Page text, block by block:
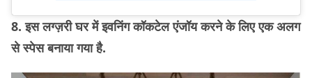
8. इस लग्ज़री घर में इवनिंग कॉकटेल एंजॉय करने के लिए एक अलग
से स्पेस बनाया गया है.